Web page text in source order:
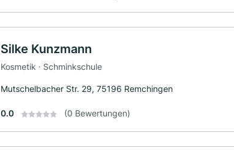
Silke Kunzmann
Kosmetik · Schminkschule
Mutschelbacher Str. 29, 75196 Remchingen
0.0 (0 Bewertungen)